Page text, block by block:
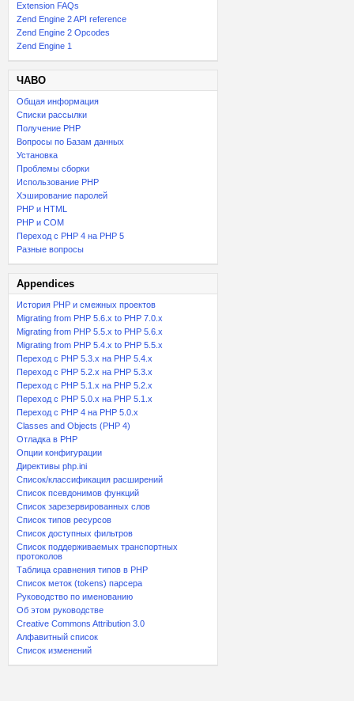
Extension FAQs
Zend Engine 2 API reference
Zend Engine 2 Opcodes
Zend Engine 1
ЧАВО
Общая информация
Списки рассылки
Получение PHP
Вопросы по Базам данных
Установка
Проблемы сборки
Использование PHP
Хэширование паролей
PHP и HTML
PHP и COM
Переход с PHP 4 на PHP 5
Разные вопросы
Appendices
История PHP и смежных проектов
Migrating from PHP 5.6.x to PHP 7.0.x
Migrating from PHP 5.5.x to PHP 5.6.x
Migrating from PHP 5.4.x to PHP 5.5.x
Переход с PHP 5.3.x на PHP 5.4.x
Переход c PHP 5.2.x на PHP 5.3.x
Переход с PHP 5.1.x на PHP 5.2.x
Переход с PHP 5.0.x на PHP 5.1.x
Переход с PHP 4 на PHP 5.0.x
Classes and Objects (PHP 4)
Отладка в PHP
Опции конфигурации
Директивы php.ini
Список/классификация расширений
Список псевдонимов функций
Список зарезервированных слов
Список типов ресурсов
Список доступных фильтров
Список поддерживаемых транспортных
протоколов
Таблица сравнения типов в PHP
Список меток (tokens) парсера
Руководство по именованию
Об этом руководстве
Creative Commons Attribution 3.0
Алфавитный список
Список изменений